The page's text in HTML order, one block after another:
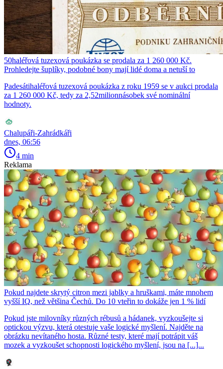
50haléřová tuzexová poukázka se prodala za 1 260 000 Kč.
Prohledejte šuplíky, podobné bony mají lidé doma a netuší to
Padesátihaléřová tuzexová poukázka z roku 1959 se v aukci prodala
za 1 260 000 Kč, tedy za 2,52milionnásobek své nominální
hodnoty.
Chalupáři-Zahrádkáři
dnes, 06:56
4 min
Reklama
Pokud najdete skrytý citron mezi jablky a hruškami, máte mnohem
vyšší IQ, než většina Čechů. Do 10 vteřin to dokáže jen 1 % lidí
Pokud jste milovníky různých rébusů a hádanek, vyzkoušejte si
optickou výzvu, která otestuje vaše logické myšlení. Najděte na
obrázku nevítaného hosta. Různé testy, které mají potrápit váš
mozek a vyzkoušet schopnosti logického myšlení, jsou na [...]...